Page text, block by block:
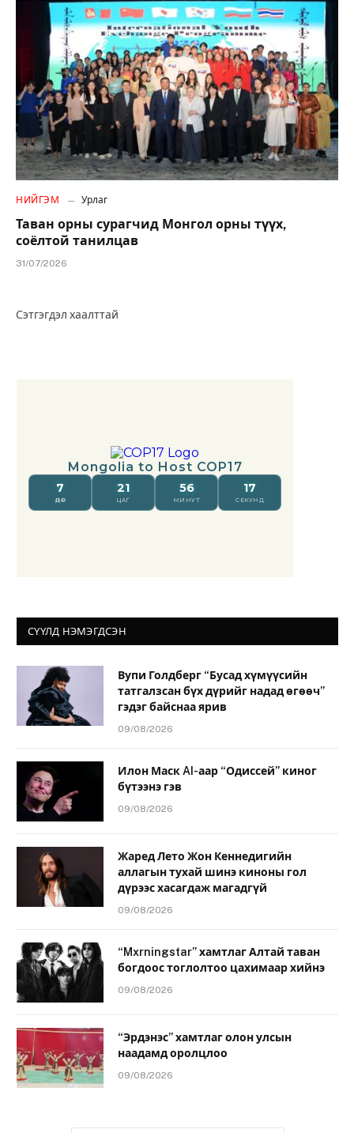
НИЙГЭМ Урлаг
Таван орны сурагчид Монгол орны түүх,
соёлтой танилцав
31/07/2026
Сэтгэгдэл хаалттай
СҮҮЛД НЭМЭГДСЭН
Вупи Голдберг “Бусад хүмүүсийн
татгалзсан бүх дүрийг надад өгөөч”
гэдэг байснаа ярив
09/08/2026
Илон Маск AI-аар “Одиссей” киног
бүтээнэ гэв
09/08/2026
Жаред Лето Жон Кеннедигийн
аллагын тухай шинэ киноны гол
дүрээс хасагдаж магадгүй
09/08/2026
“Mxrningstar” хамтлаг Алтай таван
богдоос тоглолтоо цахимаар хийнэ
09/08/2026
“Эрдэнэс” хамтлаг олон улсын
наадамд оролцлоо
09/08/2026